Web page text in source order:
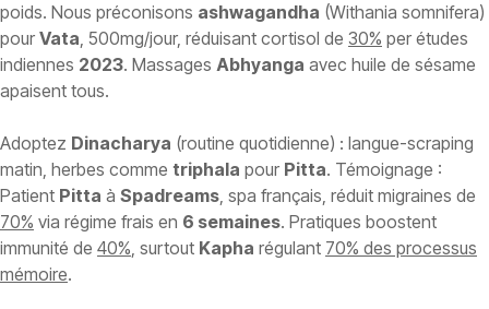
poids. Nous préconisons ashwagandha (Withania somnifera)
pour Vata, 500mg/jour, réduisant cortisol de 30% per études
indiennes 2023. Massages Abhyanga avec huile de sésame
apaisent tous.
Adoptez Dinacharya (routine quotidienne) : langue-scraping
matin, herbes comme triphala pour Pitta. Témoignage :
Patient Pitta à Spadreams, spa français, réduit migraines de
70% via régime frais en 6 semaines. Pratiques boostent
immunité de 40%, surtout Kapha régulant 70% des processus
mémoire.